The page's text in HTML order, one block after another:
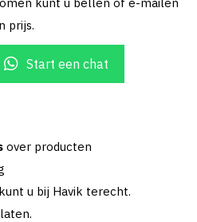
prijs.
Start een chat
over producten
kunt u bij Havik terecht.